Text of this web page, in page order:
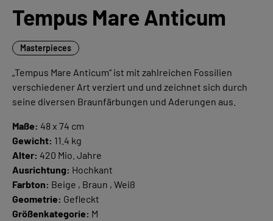
Tempus Mare Anticum
Masterpieces
„Tempus Mare Anticum“ ist mit zahlreichen Fossilien
verschiedener Art verziert und und zeichnet sich durch
seine diversen Braunfärbungen und Aderungen aus.
Maße: 48 x 74 cm
Gewicht: 11.4 kg
Alter: 420 Mio. Jahre
Ausrichtung: Hochkant
Farbton: Beige , Braun , Weiß
Geometrie: Gefleckt
Größenkategorie: M